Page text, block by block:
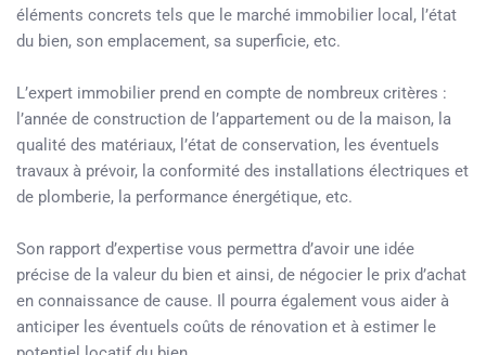
éléments concrets tels que le marché immobilier local, l’état
du bien, son emplacement, sa superficie, etc.
L’expert immobilier prend en compte de nombreux critères :
l’année de construction de l’appartement ou de la maison, la
qualité des matériaux, l’état de conservation, les éventuels
travaux à prévoir, la conformité des installations électriques et
de plomberie, la performance énergétique, etc.
Son rapport d’expertise vous permettra d’avoir une idée
précise de la valeur du bien et ainsi, de négocier le prix d’achat
en connaissance de cause. Il pourra également vous aider à
anticiper les éventuels coûts de rénovation et à estimer le